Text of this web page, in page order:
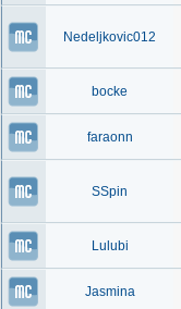
Nedeljkovic012
bocke
faraonn
SSpin
Lulubi
Jasmina